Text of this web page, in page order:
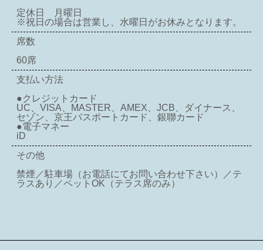
定休日 月曜日
※祝日の場合は営業し、水曜日がお休みとなります。
席数
60席
支払い方法
●クレジットカード
UC、VISA、MASTER、AMEX、JCB、ダイナース、
セゾン、京王パスポートカード、銀聯カード
●電子マネー
iD
その他
禁煙／駐車場（お電話にてお問い合わせ下さい）／テ
ラスあり／ペットOK（テラス席のみ）